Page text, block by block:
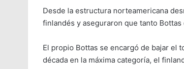
Desde la estructura norteamericana
finlandés y aseguraron que tanto
El propio Bottas se encargó de bajar el
década en la máxima categoría, el